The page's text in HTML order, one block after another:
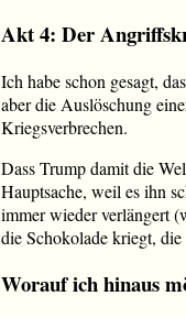
Akt 4: Der
Ich habe schon gesagt,
aber die Auslöschung
Kriegsverbrechen.
Dass Trump damit die
Hauptsache, weil es ihn
immer wieder verlängert
die Schokolade kriegt,
Worauf ich hinaus